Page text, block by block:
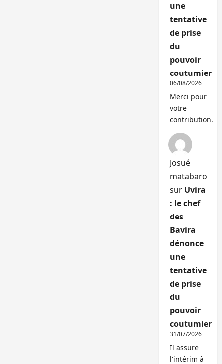
une
tentative
de prise
du
pouvoir
coutumier
06/08/2026
Merci pour
votre
contribution.
Josué
matabaro
sur Uvira
: le chef
des
Bavira
dénonce
une
tentative
de prise
du
pouvoir
coutumier
31/07/2026
Il assure
l'intérim à